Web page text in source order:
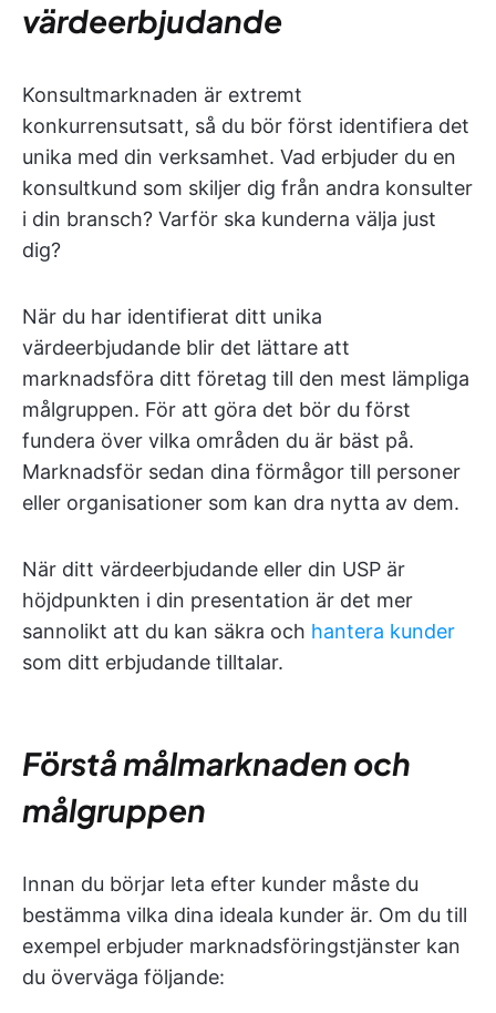
värdeerbjudande
Konsultmarknaden är extremt
konkurrensutsatt, så du bör först identifiera det
unika med din verksamhet. Vad erbjuder du en
konsultkund som skiljer dig från andra konsulter
i din bransch? Varför ska kunderna välja just
dig?
När du har identifierat ditt unika
värdeerbjudande blir det lättare att
marknadsföra ditt företag till den mest lämpliga
målgruppen. För att göra det bör du först
fundera över vilka områden du är bäst på.
Marknadsför sedan dina förmågor till personer
eller organisationer som kan dra nytta av dem.
När ditt värdeerbjudande eller din USP är
höjdpunkten i din presentation är det mer
sannolikt att du kan säkra och hantera kunder
som ditt erbjudande tilltalar.
Förstå målmarknaden och
målgruppen
Innan du börjar leta efter kunder måste du
bestämma vilka dina ideala kunder är. Om du till
exempel erbjuder marknadsföringstjänster kan
du överväga följande: